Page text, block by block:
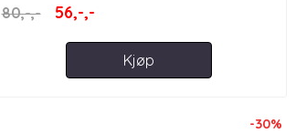
80,-,- 56,-,-
Kjøp
-30%